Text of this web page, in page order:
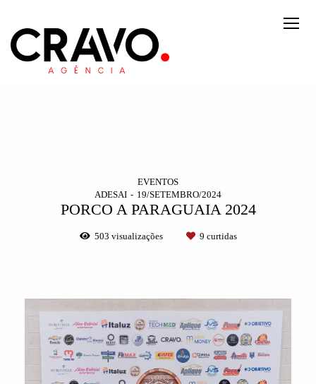
EVENTOS
ADESAI
19/SETEMBRO/2024
PORCO A PARAGUAIA 2024
503 visualizações 9 curtidas